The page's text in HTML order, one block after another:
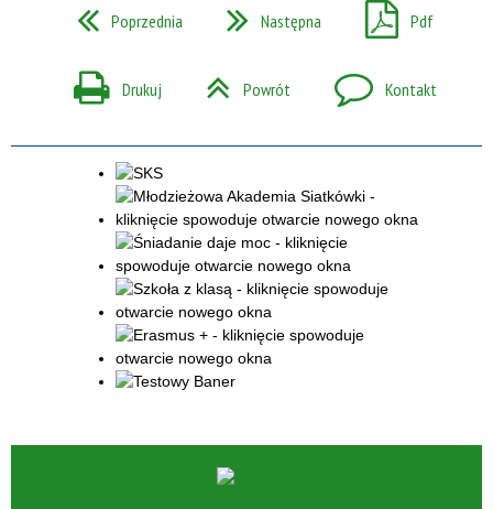
Poprzednia Następna Pdf
Drukuj Powrót Kontakt